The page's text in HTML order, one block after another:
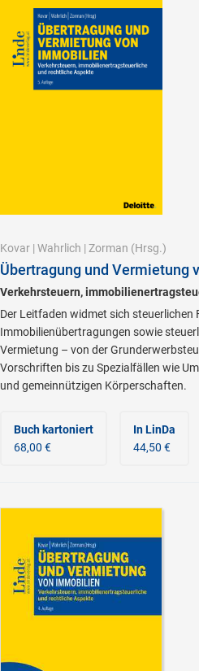
Kovar | Wahrlich | Zorman (Hrsg.)
Übertragung und Vermietung
Verkehrsteuern,
Der Leitfaden widmet sich steuerlichen
Immobilienübertragungen sowie
Vermietung – von der
Vorschriften bis zu Spezialfällen wie
und gemeinnützigen Körperschaften.
Buch kartoniert
68,00 €
In LinDa
44,50 €